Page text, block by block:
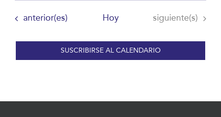
fecha.
Eventos
anterior(es) Hoy Eventos
siguiente(s)
SUSCRIBIRSE AL CALENDARIO